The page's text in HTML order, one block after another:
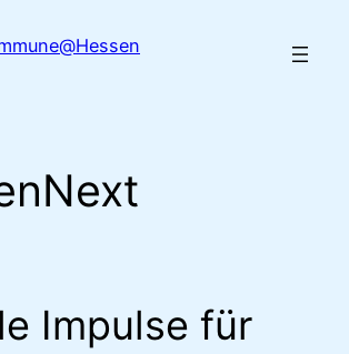
Impulse für